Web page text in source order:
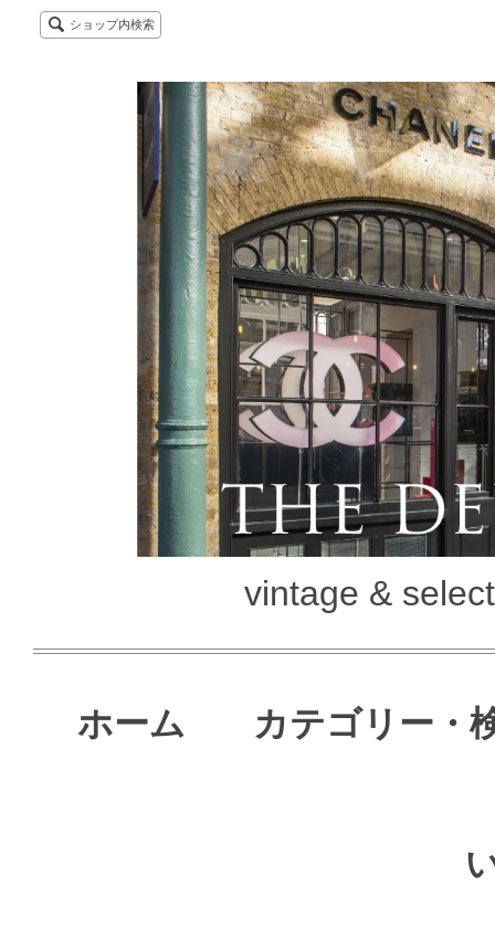
ショップ内検索
vintage &
ホーム カテゴリー・